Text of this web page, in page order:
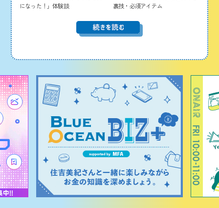
になった！」体験談
裏技・必須アイテム